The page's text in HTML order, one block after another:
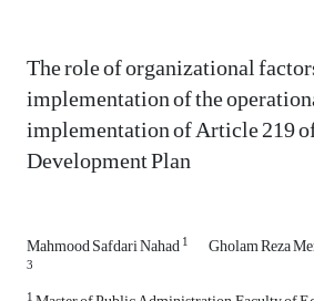
The role of organizational
implementation of the
implementation of Article 219
Development Plan
Mahmood Safdari Nahad1 Gholam Reza
3